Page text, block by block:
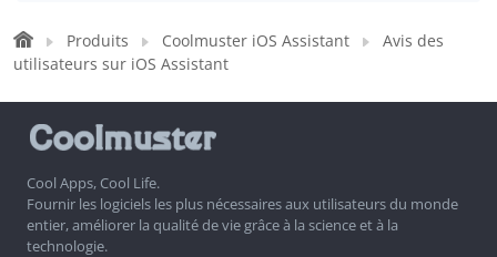
Produits Coolmuster iOS Assistant
Avis des
utilisateurs sur iOS Assistant
Cool Apps, Cool Life.
Fournir les logiciels les plus nécessaires aux utilisateurs du monde
entier, améliorer la qualité de vie grâce à la science et à la
technologie.